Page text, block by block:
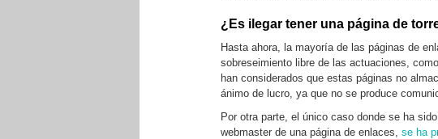
¿Es ilegar tener una página de
Hasta ahora, la mayoría de las páginas de
sobreseimiento libre de las actuaciones,
han considerados que estas páginas no
ánimo de lucro, ya que no se produce
Por otra parte, el único caso donde se ha
webmaster de una página de enlaces, se ha